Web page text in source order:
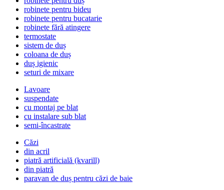
robinete pentru bideu
robinete pentru bucatarie
robinete fără atingere
termostate
sistem de duș
coloana de duș
duș igienic
seturi de mixare
Lavoare
suspendate
cu montaj pe blat
cu instalare sub blat
semi-încastrate
Căzi
din acril
piatră artificială (kvarill)
din piatră
paravan de duș pentru căzi de baie